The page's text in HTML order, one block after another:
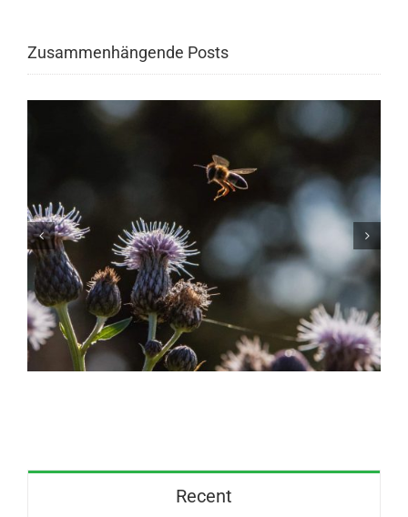
Zusammenhängende Posts
PIEK Training unterstützt Stichting
Jarige Job: Investition in das
Selbstvertrauen von Kindern
Recent